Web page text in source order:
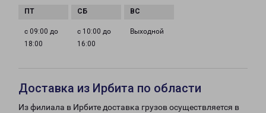
с 09:00 до
18:00
с 10:00 до
16:00
Выходной
Доставка из Ирбита по области
Из филиала в Ирбите доставка грузов осуществляется в